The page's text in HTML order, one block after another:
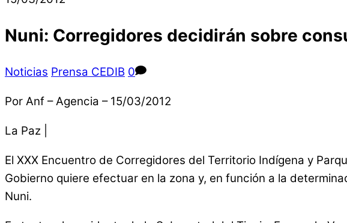
Nuni: Corregidores decidirán sobre
Noticias Prensa CEDIB 0
Por Anf – Agencia – 15/03/2012
La Paz |
El XXX Encuentro de Corregidores del Territorio Indígena y
Gobierno quiere efectuar en la zona y, en función a la
Nuni.